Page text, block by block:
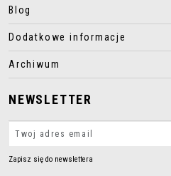
Blog
Dodatkowe informacje
Archiwum
NEWSLETTER
Zapisz się do newslettera